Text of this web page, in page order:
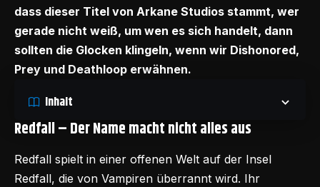
dass dieser Titel von Arkane Studios stammt, wer
gerade nicht weiß, um wen es sich handelt, dann
sollten die Glocken klingeln, wenn wir Dishonored,
Prey und Deathloop erwähnen.
Inhalt
Redfall – Der Name macht nicht alles aus
Redfall spielt in einer offenen Welt auf der Insel
Redfall, die von Vampiren überrannt wird. Ihr